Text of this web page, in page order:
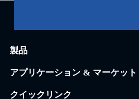
製品
アプリケーション & マーケット
クイックリンク